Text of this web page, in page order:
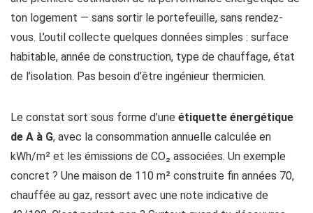
ton logement — sans sortir le portefeuille, sans rendez-
vous. L’outil collecte quelques données simples : surface
habitable, année de construction, type de chauffage, état
de l’isolation. Pas besoin d’être ingénieur thermicien.
Le constat sort sous forme d’une étiquette énergétique
de A à G, avec la consommation annuelle calculée en
kWh/m² et les émissions de CO₂ associées. Un exemple
concret ? Une maison de 110 m² construite fin années 70,
chauffée au gaz, ressort avec une note indicative de